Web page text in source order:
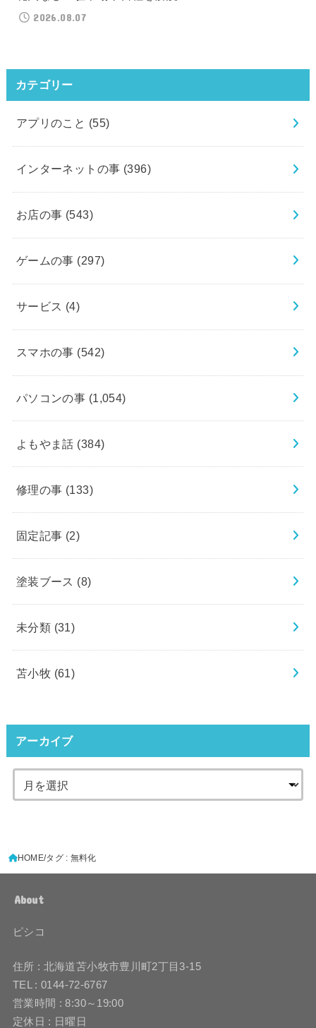
2026.08.07
カテゴリー
アプリのこと (55)
インターネットの事 (396)
お店の事 (543)
ゲームの事 (297)
サービス (4)
スマホの事 (542)
パソコンの事 (1,054)
よもやま話 (384)
修理の事 (133)
固定記事 (2)
塗装ブース (8)
未分類 (31)
苫小牧 (61)
アーカイブ
HOME タグ : 無料化
About
ピシコ
住所 : 北海道苫小牧市豊川町2丁目3-15
TEL : 0144-72-6767
営業時間 : 8:30～19:00
定休日 : 日曜日